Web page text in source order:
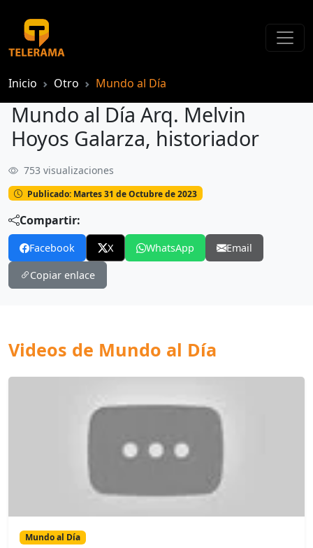
Inicio Otro Mundo al Día
Mundo al Día Arq. Melvin
Hoyos Galarza, historiador
753 visualizaciones
Publicado: Martes 31 de Octubre de 2023
Compartir:
Facebook X WhatsApp Email
Copiar enlace
Videos de Mundo al Día
Mundo al Día